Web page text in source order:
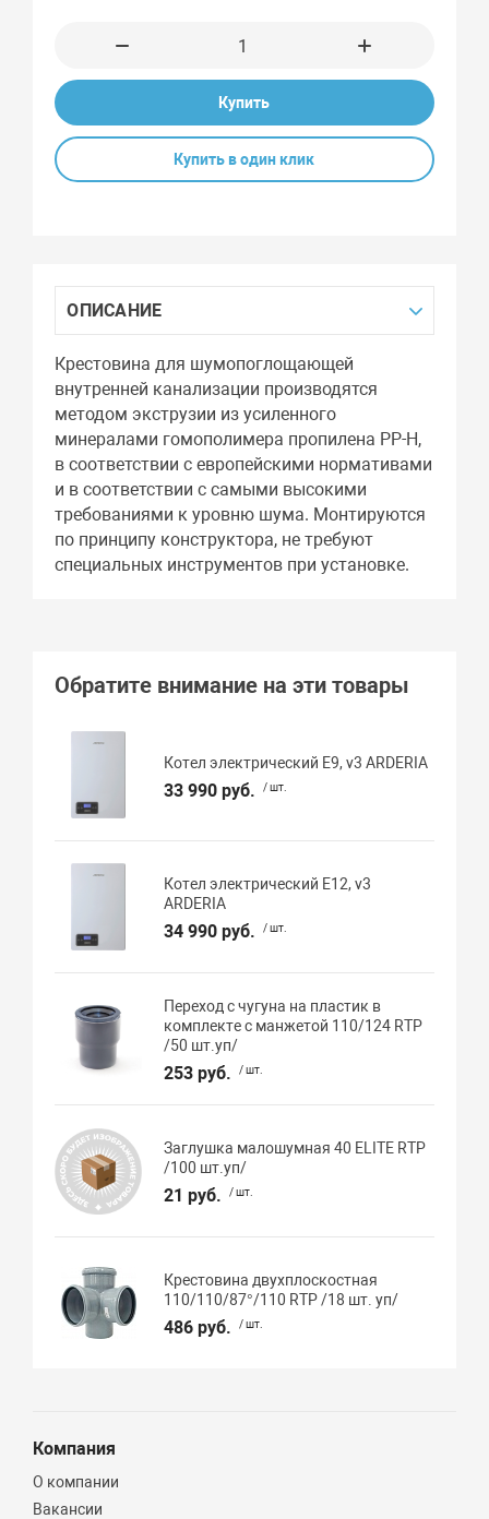
Купить
Купить в один клик
ОПИСАНИЕ
Крестовина для шумопоглощающей
внутренней канализации производятся
методом экструзии из усиленного
минералами гомополимера пропилена PP-H,
в соответствии с европейскими нормативами
и в соответствии с самыми высокими
требованиями к уровню шума. Монтируются
по принципу конструктора, не требуют
специальных инструментов при установке.
Обратите внимание на эти товары
Котел электрический E9, v3 ARDERIA
33 990 руб. / шт.
Котел электрический E12, v3
ARDERIA
34 990 руб. / шт.
Переход с чугуна на пластик в
комплекте с манжетой 110/124 RTP
/50 шт.уп/
253 руб. / шт.
Заглушка малошумная 40 ELITE RTP
/100 шт.уп/
21 руб. / шт.
Крестовина двухплоскостная
110/110/87°/110 RTP /18 шт. уп/
486 руб. / шт.
Компания
О компании
Вакансии